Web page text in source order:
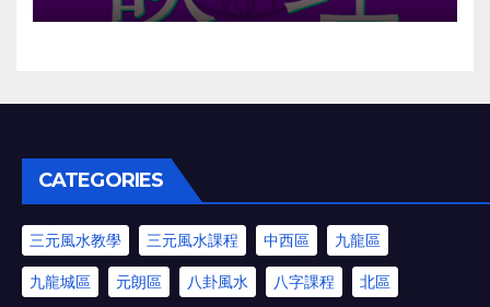
CATEGORIES
三元風水教學 三元風水課程 中西區 九龍區
九龍城區 元朗區 八卦風水 八字課程 北區